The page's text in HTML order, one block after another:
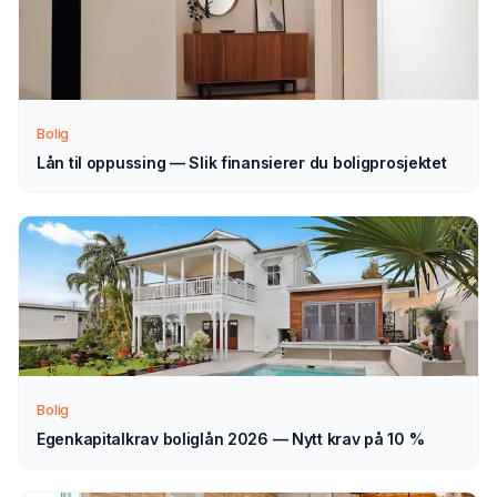
Fyll ut vårt enkle skjema — det tar bare noen minutter.
Velg lån til møbler som type.
Vi går gjennom forespørselen din og tar kontakt med
veiledning — normalt innen 1–2 virkedager.
3 Velg selv
Sammenlign aktuelle tilbud i ro og mak, og velg det som
passer deg — helt uforpliktende.
Bolig
Lån til oppussing — Slik finansierer du boligprosjektet
Bolig
Egenkapitalkrav boliglån 2026 — Nytt krav på 10 %